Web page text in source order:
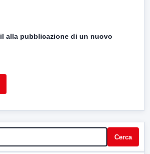
alla pubblicazione di un nuovo
Cerca